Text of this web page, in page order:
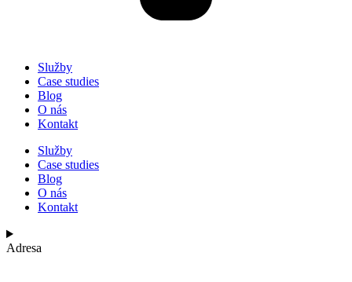
Služby
Case studies
Blog
O nás
Kontakt
Služby
Case studies
Blog
O nás
Kontakt
Adresa